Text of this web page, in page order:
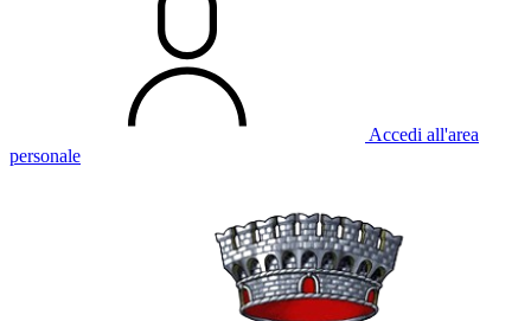
Accedi all'area
personale